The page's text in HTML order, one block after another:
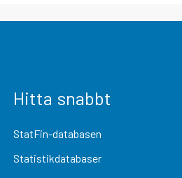
Hitta snabbt
StatFin-databasen
Statistikdatabaser